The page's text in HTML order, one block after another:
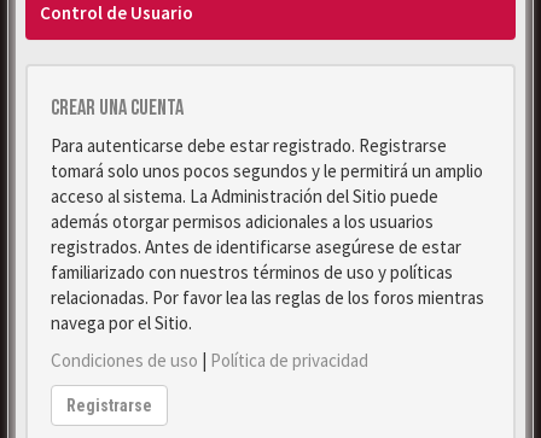
Control de Usuario
Crear una cuenta
Para autenticarse debe estar registrado. Registrarse
tomará solo unos pocos segundos y le permitirá un amplio
acceso al sistema. La Administración del Sitio puede
además otorgar permisos adicionales a los usuarios
registrados. Antes de identificarse asegúrese de estar
familiarizado con nuestros términos de uso y políticas
relacionadas. Por favor lea las reglas de los foros mientras
navega por el Sitio.
Condiciones de uso | Política de privacidad
Registrarse